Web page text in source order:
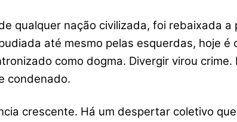
qualquer nação civilizada, foi rebaixada
até mesmo pelas esquerdas, hoje
como dogma. Divergir virou crime.
condenado.
crescente. Há um despertar coletivo